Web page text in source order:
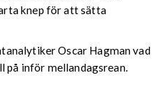
knep för att sätta
Oscar Hagman vad
på inför mellandagsrean.